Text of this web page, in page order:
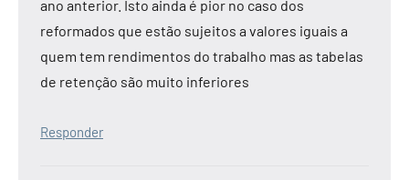
ano anterior. Isto ainda é pior no caso dos
reformados que estão sujeitos a valores iguais a
quem tem rendimentos do trabalho mas as tabelas
de retenção são muito inferiores
Responder